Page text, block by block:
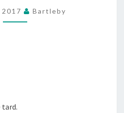
2017 Bartleby
tard.